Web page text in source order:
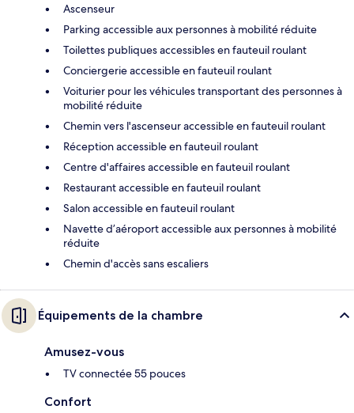
Ascenseur
Parking accessible aux personnes à mobilité réduite
Toilettes publiques accessibles en fauteuil roulant
Conciergerie accessible en fauteuil roulant
Voiturier pour les véhicules transportant des personnes à
mobilité réduite
Chemin vers l'ascenseur accessible en fauteuil roulant
Réception accessible en fauteuil roulant
Centre d'affaires accessible en fauteuil roulant
Restaurant accessible en fauteuil roulant
Salon accessible en fauteuil roulant
Navette d’aéroport accessible aux personnes à mobilité
réduite
Chemin d'accès sans escaliers
Équipements de la chambre
Amusez-vous
TV connectée 55 pouces
Confort